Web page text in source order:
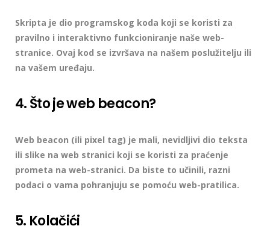
Skripta je dio programskog koda koji se koristi za
pravilno i interaktivno funkcioniranje naše web-
stranice. Ovaj kod se izvršava na našem poslužitelju ili
na vašem uređaju.
4. Što je web beacon?
Web beacon (ili pixel tag) je mali, nevidljivi dio teksta
ili slike na web stranici koji se koristi za praćenje
prometa na web-stranici. Da biste to učinili, razni
podaci o vama pohranjuju se pomoću web-pratilica.
5. Kolačići